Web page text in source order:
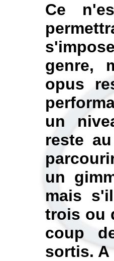
Ce
genre,
opus
un
reste
un
mais
trois ou
coup
sortis. A